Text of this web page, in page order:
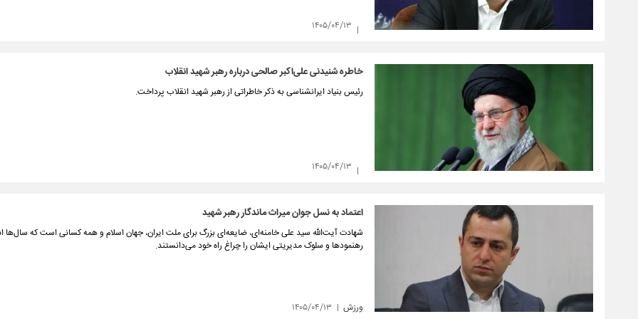
۱۴۰۵/۰۴/۱۳
خاطره شنیدنی علی‌اکبر صالحی درباره رهبر شهید انقلاب
رئیس بنیاد ایرانشناسی به ذکر خاطراتی از رهبر شهید انقلاب پرداخت.
۱۴۰۵/۰۴/۱۳
اعتماد به نسل جوان میراث ماندگار رهبر شهید
شهادت آیت‌الله سید علی خامنه‌ای، ضایعه‌ای بزرگ برای ملت ایران، جهان اسلام و همه کسانی است که سال‌ها
رهنمودها و سلوک مدیریتی ایشان را چراغ راه خود می‌دانستند.
ورزش ۱۴۰۵/۰۴/۱۳